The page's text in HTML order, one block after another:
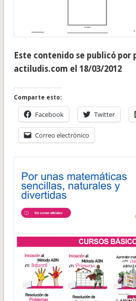
Este contenido se publicó por
actiludis.com el 18/03/2012
Comparte esto:
Facebook Twitter
Correo electrónico